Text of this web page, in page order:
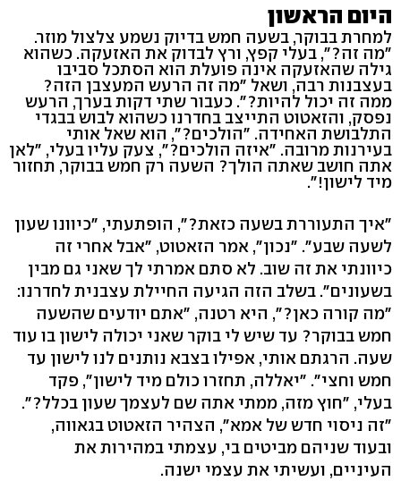
היום הראשון
למחרת בבוקר, בשעה חמש בדיוק נשמע צלצול מוזר.
"מה זה?", בעלי קפץ, ורץ לבדוק את האזעקה. כשהוא
גילה שהאזעקה אינה פועלת הוא הסתכל סביבו
בעצבנות רבה, ושאל "מה זה הרעש המעצבן הזה?
ממה זה יכול להיות?". כעבור שתי דקות בערך, הרעש
נפסק, והזאטוט התייצב בחדרנו כשהוא לבוש בבגדי
התלבושת האחידה. "הולכים?", הוא שאל אותי
בעירנות מרובה. "איזה הולכים?", צעק עליו בעלי, "לאן
אתה חושב שאתה הולך? השעה רק חמש בבוקר, תחזור
מיד לישון!".
"איך התעוררת בשעה כזאת?", הופתעתי, "כיוונו שעון
לשעה שבע". "נכון", אמר הזאטוט, "אבל אחרי זה
כיוונתי את זה שוב. לא סתם אמרתי לך שאני גם מבין
בשעונים". בשלב הזה הגיעה החיילת עצבנית לחדרנו:
"מה קורה כאן?", היא רטנה, "אתם יודעים שהשעה
חמש בבוקר? עד שיש לי בוקר שאני יכולה לישון בו עוד
שעה. הרגתם אותי, אפילו בצבא נותנים לנו לישון עד
חמש וחצי". "יאללה, תחזרו כולם מיד לישון", פקד
בעלי, "חוץ מזה, ממתי אתה שם לעצמך שעון בכלל?".
"זה ניסוי חדש של אמא", הצהיר הזאטוט בגאווה,
ובעוד שניהם מביטים בי, עצמתי במהירות את
העיניים, ועשיתי את עצמי ישנה.